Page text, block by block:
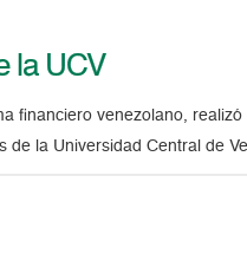
la UCV
financiero venezolano,
la Universidad Central de